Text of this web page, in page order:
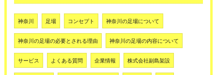
神奈川 足場 コンセプト 神奈川の足場について
神奈川の足場の必要とされる理由 神奈川の足場の内容について
サービス よくある質問 企業情報 株式会社副島架設